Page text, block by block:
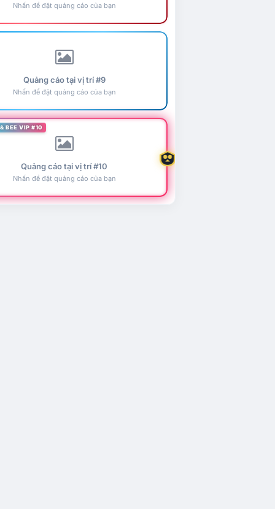
Nhấn để đặt quảng cáo của bạn
Quảng cáo tại vị trí #9
Nhấn để đặt quảng cáo của bạn
BEE VIP #10
Quảng cáo tại vị trí #10
Nhấn để đặt quảng cáo của bạn